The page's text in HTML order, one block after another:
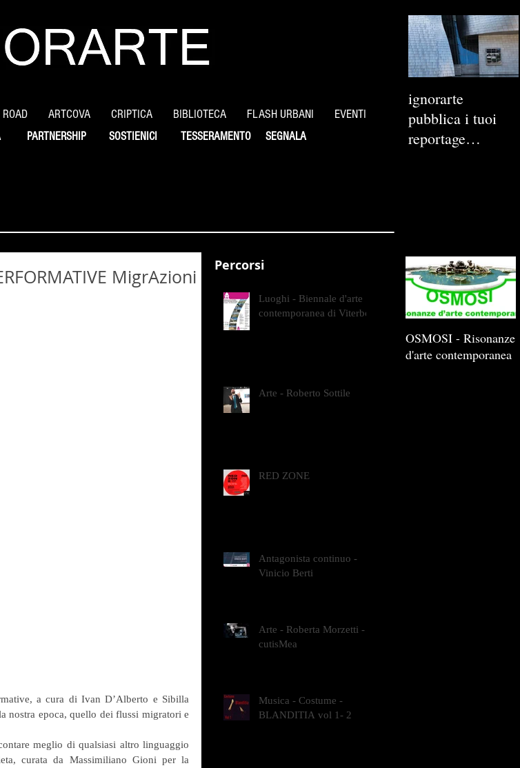
ARTCOVA CRIPTICA BIBLIOTECA FLASH URBANI EVENTI
PARTNERSHIP SOSTIENICI SEGNALA
TESSERAMENTO
ignorarte
pubblica i tuoi
reportage
MigrAzioni
a cura di Ivan D’Alberto e Sibilla
nostra epoca, quello dei flussi migratori e
meglio di qualsiasi altro linguaggio
curata da Massimiliano Gioni per la
Percorsi
Luoghi - Biennale d'arte
contemporanea di Viterbo
Arte - Roberto Sottile
RED ZONE
Antagonista continuo -
Vinicio Berti
Arte - Roberta Morzetti -
cutisMea
Musica - Costume -
BLANDITIA vol 1- 2
OSMOSI - Risonanze
d'arte contemporanea